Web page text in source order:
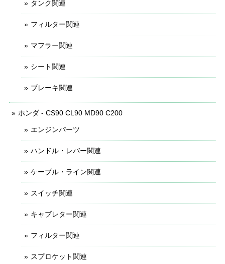
タンク関連
フィルター関連
マフラー関連
シート関連
ブレーキ関連
ホンダ - CS90 CL90 MD90 C200
エンジンパーツ
ハンドル・レバー関連
ケーブル・ライン関連
スイッチ関連
キャブレター関連
フィルター関連
スプロケット関連